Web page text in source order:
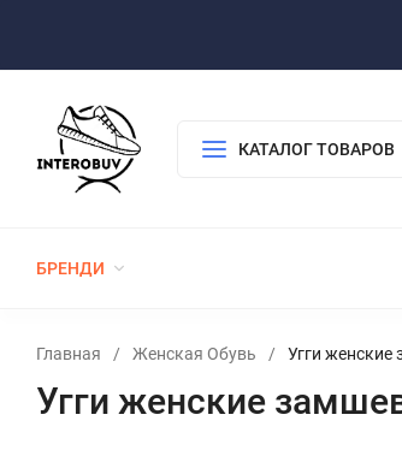
КАТАЛОГ ТОВАРОВ
БРЕНДИ
Главная / Женская Обувь / Угги женские
Угги женские